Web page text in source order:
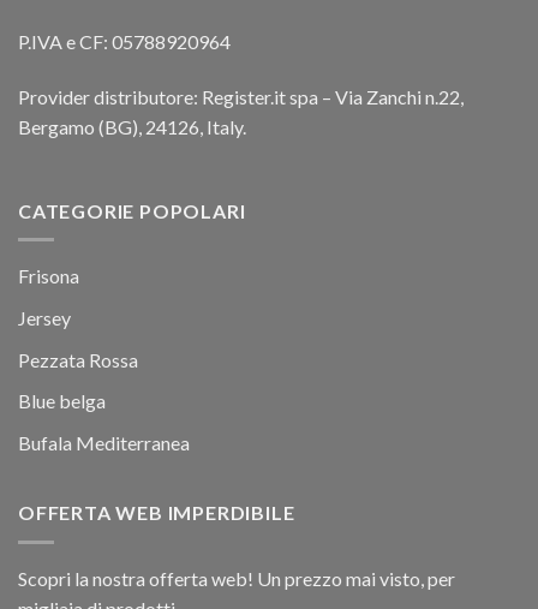
P.IVA e CF: 05788920964
Provider distributore: Register.it spa – Via Zanchi n.22,
Bergamo (BG), 24126, Italy.
CATEGORIE POPOLARI
Frisona
Jersey
Pezzata Rossa
Blue belga
Bufala Mediterranea
OFFERTA WEB IMPERDIBILE
Scopri la nostra offerta web! Un prezzo mai visto, per